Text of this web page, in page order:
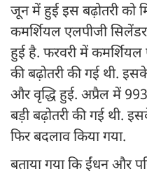
जून में हुई इस बढ़ोतरी को
कमर्शियल एलपीजी
हुई है. फरवरी में
की बढ़ोतरी की गई थी.
और वृद्धि हुई. अप्रैल में
बड़ी बढ़ोतरी की गई थी.
फिर बदलाव किया गया.
बताया गया कि ईंधन और